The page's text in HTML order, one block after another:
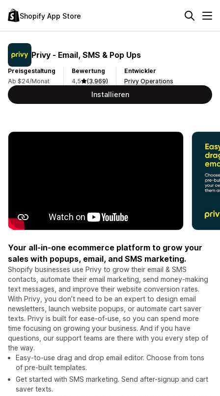
Shopify App Store
Privy ‑ Email, SMS & Pop Ups
Preisgestaltung
Ab $24/Monat
Bewertung
4,5
(3.969)
Entwickler
Privy Operations
Installieren
Your all-in-one ecommerce platform to grow your
sales with popups, email, and SMS marketing.
Shopify businesses use Privy to grow their email & SMS
contacts, automate their email marketing, send money-making
text messages, and improve their website conversion rates.
With Privy, you don’t need to be an expert to design email
newsletters, launch website popups, or automate cart saver
texts. Privy is built for ease-of-use, so you can spend more
time focusing on growing your business. And if you have
questions, our support teams are there with you every step of
the way.
Easy-to-use drag and drop email editor. Choose from tons
of pre-built templates.
Get started with SMS marketing. Send after-signup and cart
saver texts.